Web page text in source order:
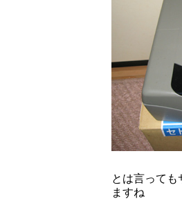
とは言って
ますね